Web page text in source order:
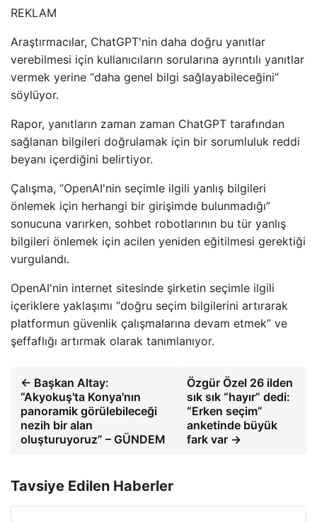
REKLAM
Araştırmacılar, ChatGPT'nin daha doğru yanıtlar
verebilmesi için kullanıcıların sorularına ayrıntılı yanıtlar
vermek yerine “daha genel bilgi sağlayabileceğini”
söylüyor.
Rapor, yanıtların zaman zaman ChatGPT tarafından
sağlanan bilgileri doğrulamak için bir sorumluluk reddi
beyanı içerdiğini belirtiyor.
Çalışma, “OpenAI'nin seçimle ilgili yanlış bilgileri
önlemek için herhangi bir girişimde bulunmadığı”
sonucuna varırken, sohbet robotlarının bu tür yanlış
bilgileri önlemek için acilen yeniden eğitilmesi gerektiği
vurgulandı.
OpenAI'nin internet sitesinde şirketin seçimle ilgili
içeriklere yaklaşımı “doğru seçim bilgilerini artırarak
platformun güvenlik çalışmalarına devam etmek” ve
şeffaflığı artırmak olarak tanımlanıyor.
← Başkan Altay:
“Akyokuş'ta Konya'nın
panoramik görülebileceği
nezih bir alan
oluşturuyoruz” – GÜNDEM
Özgür Özel 26 ilden
sık sık “hayır” dedi:
“Erken seçim”
anketinde büyük
fark var →
Tavsiye Edilen Haberler